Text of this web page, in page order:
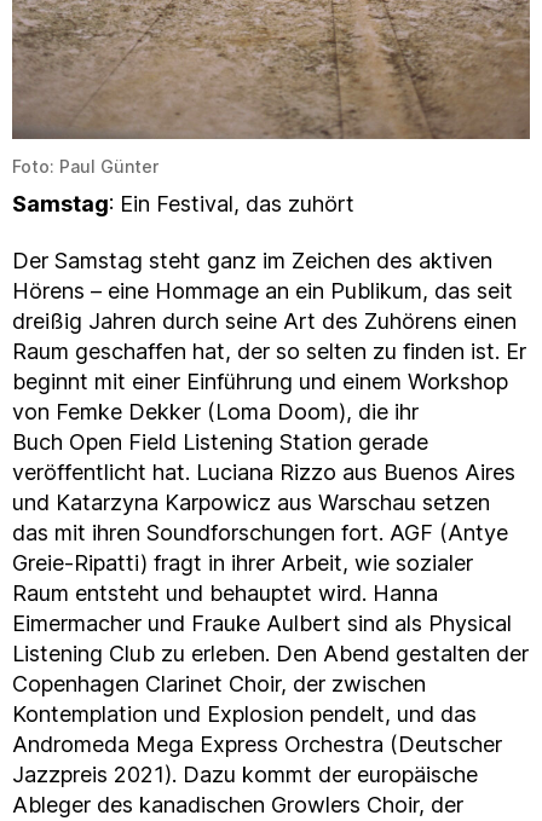
Foto: Paul Günter
Samstag: Ein Festival, das zuhört
Der Samstag steht ganz im Zeichen des aktiven
Hörens – eine Hommage an ein Publikum, das seit
dreißig Jahren durch seine Art des Zuhörens einen
Raum geschaffen hat, der so selten zu finden ist. Er
beginnt mit einer Einführung und einem Workshop
von Femke Dekker (Loma Doom), die ihr
Buch Open Field Listening Station gerade
veröffentlicht hat. Luciana Rizzo aus Buenos Aires
und Katarzyna Karpowicz aus Warschau setzen
das mit ihren Soundforschungen fort. AGF (Antye
Greie-Ripatti) fragt in ihrer Arbeit, wie sozialer
Raum entsteht und behauptet wird. Hanna
Eimermacher und Frauke Aulbert sind als Physical
Listening Club zu erleben. Den Abend gestalten der
Copenhagen Clarinet Choir, der zwischen
Kontemplation und Explosion pendelt, und das
Andromeda Mega Express Orchestra (Deutscher
Jazzpreis 2021). Dazu kommt der europäische
Ableger des kanadischen Growlers Choir, der